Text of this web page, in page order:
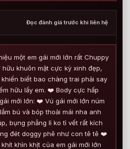
Đọc đánh giá trước khi liên hệ
một em gái mới lớn rất Chuppy
khuôn mặt cực kỳ xinh đẹp,
biết bao chàng trai phải say
hữu lấy em. ❤️ Body cực hấp
mới lớn: ❤️ Vú gái mới lớn núm
bú và bóp thoải mái nha anh
bụng phẳng lì ko tì vết rất kích
đét doggy phê như con tê tê ❤️
khìn khịt của em gái mới lớn